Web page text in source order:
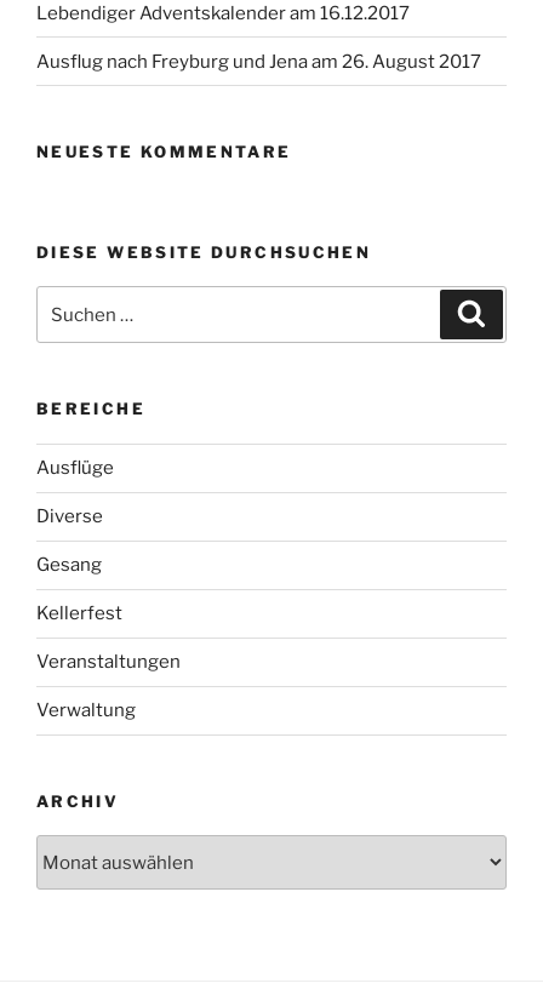
Lebendiger Adventskalender am 16.12.2017
Ausflug nach Freyburg und Jena am 26. August 2017
NEUESTE KOMMENTARE
DIESE WEBSITE DURCHSUCHEN
nach:
BEREICHE
Ausflüge
Diverse
Gesang
Kellerfest
Veranstaltungen
Verwaltung
ARCHIV